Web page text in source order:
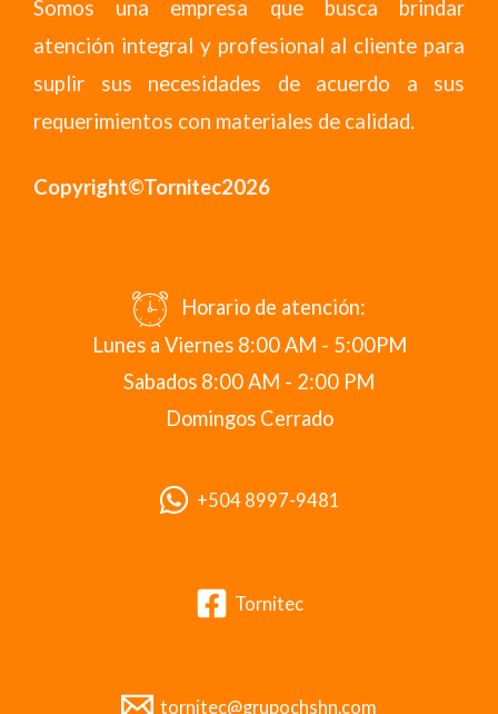
Somos una empresa que busca brindar
atención integral y profesional al cliente para
suplir sus necesidades de acuerdo a sus
requerimientos con materiales de calidad.
Copyright©Tornitec2026
Horario de atención:
Lunes a Viernes 8:00 AM - 5:00PM
Sabados 8:00 AM - 2:00 PM
Domingos Cerrado
+504 8997-9481
Tornitec
tornitec@grupochshn.com